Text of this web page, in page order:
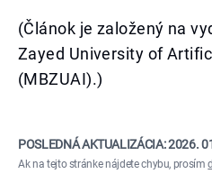
(Článok je založený na
Zayed University of
(MBZUAI).)
POSLEDNÁ AKTUALIZÁCIA:2026.
Ak na tejto stránke nájdete chybu, prosím